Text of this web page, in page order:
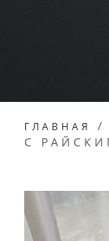
ГЛАВНАЯ /
С